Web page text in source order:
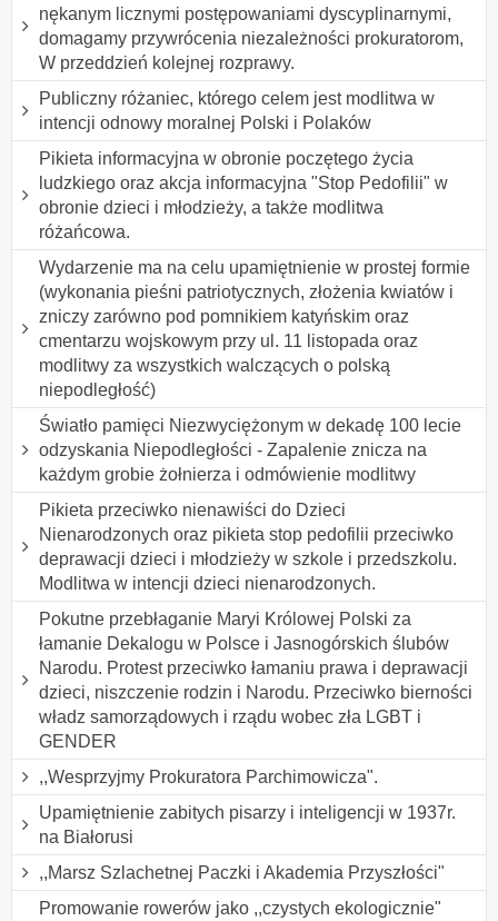
nękanym licznymi postępowaniami dyscyplinarnymi,
domagamy przywrócenia niezależności prokuratorom,
W przeddzień kolejnej rozprawy.
Publiczny różaniec, którego celem jest modlitwa w
intencji odnowy moralnej Polski i Polaków
Pikieta informacyjna w obronie poczętego życia
ludzkiego oraz akcja informacyjna "Stop Pedofilii" w
obronie dzieci i młodzieży, a także modlitwa
różańcowa.
Wydarzenie ma na celu upamiętnienie w prostej formie
(wykonania pieśni patriotycznych, złożenia kwiatów i
zniczy zarówno pod pomnikiem katyńskim oraz
cmentarzu wojskowym przy ul. 11 listopada oraz
modlitwy za wszystkich walczących o polską
niepodległość)
Światło pamięci Niezwyciężonym w dekadę 100 lecie
odzyskania Niepodległości - Zapalenie znicza na
każdym grobie żołnierza i odmówienie modlitwy
Pikieta przeciwko nienawiści do Dzieci
Nienarodzonych oraz pikieta stop pedofilii przeciwko
deprawacji dzieci i młodzieży w szkole i przedszkolu.
Modlitwa w intencji dzieci nienarodzonych.
Pokutne przebłaganie Maryi Królowej Polski za
łamanie Dekalogu w Polsce i Jasnogórskich ślubów
Narodu. Protest przeciwko łamaniu prawa i deprawacji
dzieci, niszczenie rodzin i Narodu. Przeciwko bierności
władz samorządowych i rządu wobec zła LGBT i
GENDER
,,Wesprzyjmy Prokuratora Parchimowicza".
Upamiętnienie zabitych pisarzy i inteligencji w 1937r.
na Białorusi
,,Marsz Szlachetnej Paczki i Akademia Przyszłości"
Promowanie rowerów jako ,,czystych ekologicznie"